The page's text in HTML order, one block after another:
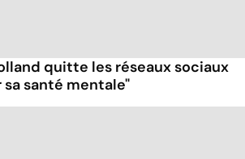
quitte les réseaux sociaux
santé mentale"